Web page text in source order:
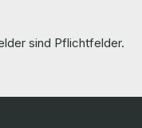
sind Pflichtfelder.